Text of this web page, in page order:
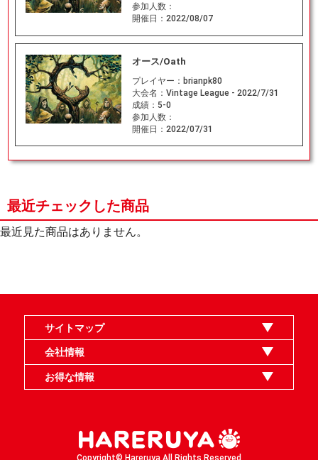
参加人数：
開催日： 2022/08/07
オース/Oath
プレイヤー： brianpk80
大会名： Vintage League - 2022/7/31
成績： 5-0
参加人数：
開催日： 2022/07/31
最近チェックした商品
最近見た商品はありません。
サイトマップ
オンラインショップ
買取
記事
選手一覧
デッキ検索
デッキ構築
イベント・大会
店舗のご案内
お問い合わせ
ヘルプ
FAQ
会社情報
利用規約
スタッフ募集
特定商取引法表示
個人情報保護指針
企業情報
お得な情報
Copyright© Hareruya All Rights Reserved